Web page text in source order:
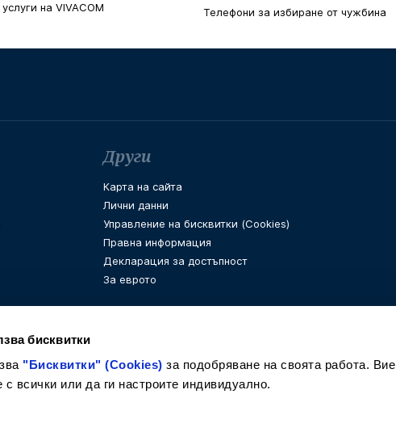
бисквитки
"Бисквитки" (Cookies) за подобряване на своята работа. Вие
всички или да ги настроите индивидуално.
на VIVACOM
Телефони за избиране от чужбина
Други
Карта на сайта
Лични данни
Управление на бисквитки (Cookies)
Правна информация
Декларация за достъпност
За еврото